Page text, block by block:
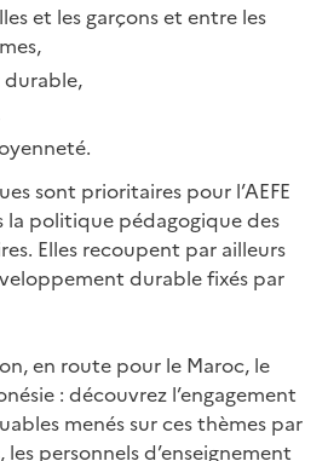
et les garçons et entre les
sont prioritaires pour l’AEFE
la politique pédagogique des
Elles recoupent par ailleurs
durable fixés par
en route pour le Maroc, le
: découvrez l’engagement
menés sur ces thèmes par
les personnels d’enseignement